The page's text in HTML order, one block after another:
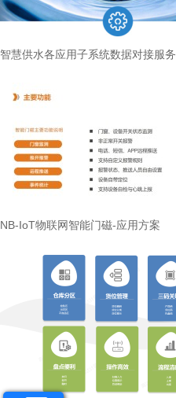
智慧供水各应用子系统数据对接服务
NB-IoT物联网智能门磁-应用方案